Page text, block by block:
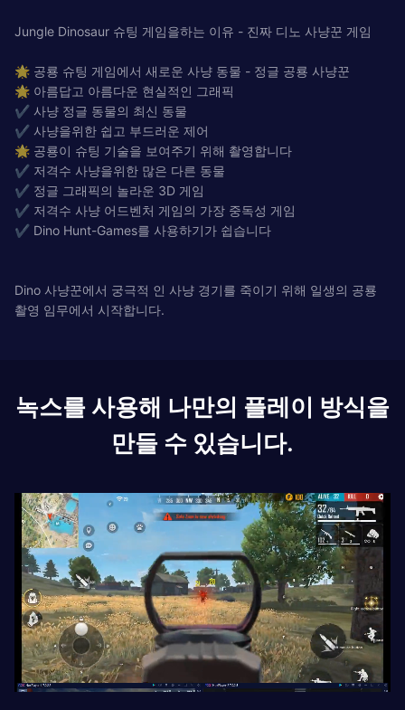
Jungle Dinosaur 슈팅 게임을하는 이유 - 진짜 디노 사냥꾼 게임
🌟 공룡 슈팅 게임에서 새로운 사냥 동물 - 정글 공룡 사냥꾼
🌟 아름답고 아름다운 현실적인 그래픽
✔ 사냥 정글 동물의 최신 동물
✔ 사냥을위한 쉽고 부드러운 제어
🌟 공룡이 슈팅 기술을 보여주기 위해 촬영합니다
✔ 저격수 사냥을위한 많은 다른 동물
✔ 정글 그래픽의 놀라운 3D 게임
✔ 저격수 사냥 어드벤처 게임의 가장 중독성 게임
✔ Dino Hunt-Games를 사용하기가 쉽습니다
Dino 사냥꾼에서 궁극적 인 사냥 경기를 죽이기 위해 일생의 공룡
촬영 임무에서 시작합니다.
녹스를 사용해 나만의 플레이 방식을
만들 수 있습니다.